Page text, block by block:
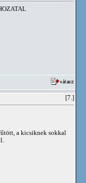
[7.]
a kicsiknek sokkal